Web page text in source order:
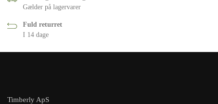
Gælder på lagervarer
Fuld returret
I 14 dage
Timberly ApS